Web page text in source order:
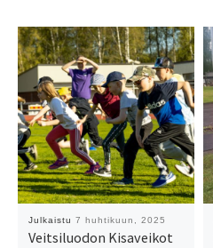
Julkaistu 7 huhtikuun, 2025
Veitsiluodon Kisaveikot